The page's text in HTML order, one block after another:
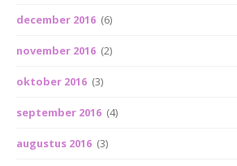
december 2016 (6)
november 2016 (2)
oktober 2016 (3)
september 2016 (4)
augustus 2016 (3)